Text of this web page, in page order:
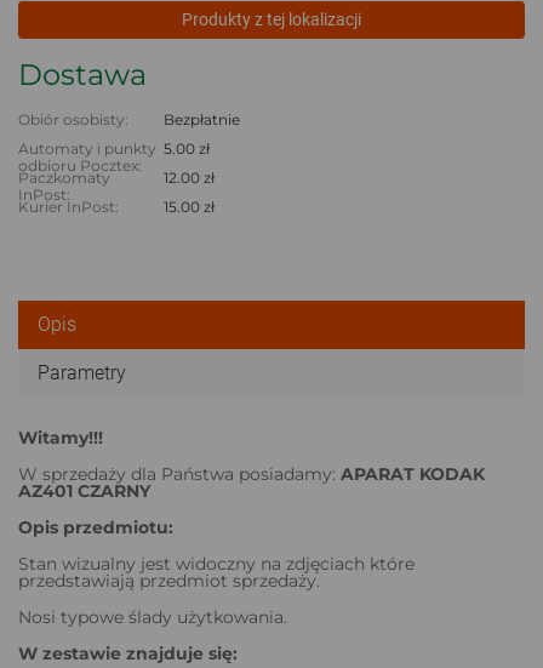
Produkty z tej lokalizacji
Dostawa
Obiór osobisty:
Bezpłatnie
Automaty i punkty
odbioru Pocztex:
5.00 zł
Paczkomaty
InPost:
12.00 zł
Kurier InPost:
15.00 zł
Opis
Parametry
Witamy!!!
W sprzedaży dla Państwa posiadamy: APARAT KODAK
AZ401 CZARNY
Opis przedmiotu:
Stan wizualny jest widoczny na zdjęciach które
przedstawiają przedmiot sprzedaży.
Nosi typowe ślady użytkowania.
W zestawie znajduje się: